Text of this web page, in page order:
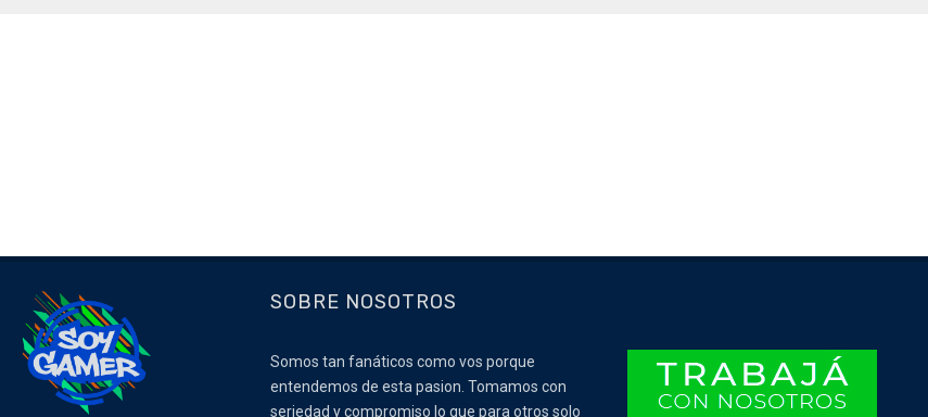
SOBRE NOSOTROS
Somos tan fanáticos como vos porque
entendemos de esta pasion. Tomamos con
seriedad y compromiso lo que para otros solo